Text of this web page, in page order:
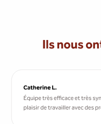
Ils nous
Catherine L.
Équipe très efficace et très
plaisir de travailler avec des